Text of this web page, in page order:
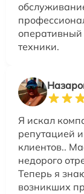
техники.
Я искал
репутацией
клиентов..
недорого
Теперь я
возникших